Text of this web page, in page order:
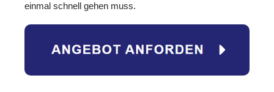
einmal schnell gehen muss.